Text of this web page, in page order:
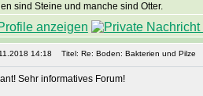
sind Steine und manche sind Otter.
14:18 Titel: Re: Boden: Bakterien und Pilze
Sehr informatives Forum!